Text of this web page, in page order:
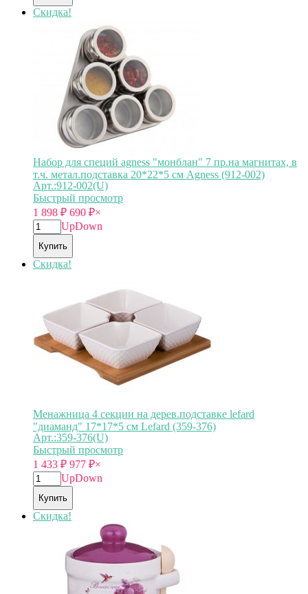
Скидка!
Набор для специй agness "монблан" 7 пр.на магнитах, в
т.ч. метал.подставка 20*22*5 см Agness (912-002)
Арт.:912-002(U)
Быстрый просмотр
1 898 ₽ 690 ₽×
UpDown
Купить
Скидка!
Менажница 4 секции на дерев.подставке lefard
"диаманд" 17*17*5 см Lefard (359-376)
Арт.:359-376(U)
Быстрый просмотр
1 433 ₽ 977 ₽×
UpDown
Купить
Скидка!